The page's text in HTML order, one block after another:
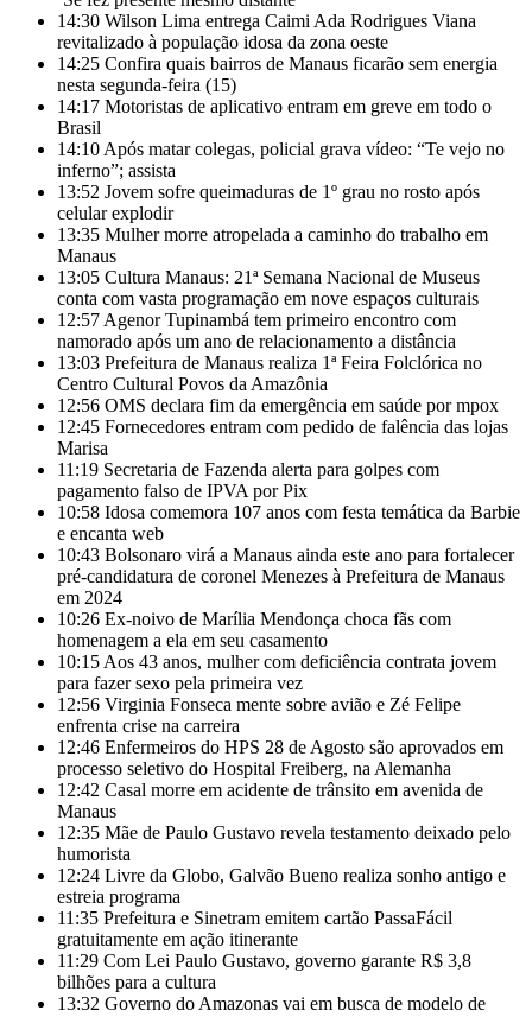
14:30 Wilson Lima entrega Caimi Ada Rodrigues Viana
revitalizado à população idosa da zona oeste
14:25 Confira quais bairros de Manaus ficarão sem energia
nesta segunda-feira (15)
14:17 Motoristas de aplicativo entram em greve em todo o
Brasil
14:10 Após matar colegas, policial grava vídeo: “Te vejo no
inferno”; assista
13:52 Jovem sofre queimaduras de 1º grau no rosto após
celular explodir
13:35 Mulher morre atropelada a caminho do trabalho em
Manaus
13:05 Cultura Manaus: 21ª Semana Nacional de Museus
conta com vasta programação em nove espaços culturais
12:57 Agenor Tupinambá tem primeiro encontro com
namorado após um ano de relacionamento a distância
13:03 Prefeitura de Manaus realiza 1ª Feira Folclórica no
Centro Cultural Povos da Amazônia
12:56 OMS declara fim da emergência em saúde por mpox
12:45 Fornecedores entram com pedido de falência das lojas
Marisa
11:19 Secretaria de Fazenda alerta para golpes com
pagamento falso de IPVA por Pix
10:58 Idosa comemora 107 anos com festa temática da Barbie
e encanta web
10:43 Bolsonaro virá a Manaus ainda este ano para fortalecer
pré-candidatura de coronel Menezes à Prefeitura de Manaus
em 2024
10:26 Ex-noivo de Marília Mendonça choca fãs com
homenagem a ela em seu casamento
10:15 Aos 43 anos, mulher com deficiência contrata jovem
para fazer sexo pela primeira vez
12:56 Virginia Fonseca mente sobre avião e Zé Felipe
enfrenta crise na carreira
12:46 Enfermeiros do HPS 28 de Agosto são aprovados em
processo seletivo do Hospital Freiberg, na Alemanha
12:42 Casal morre em acidente de trânsito em avenida de
Manaus
12:35 Mãe de Paulo Gustavo revela testamento deixado pelo
humorista
12:24 Livre da Globo, Galvão Bueno realiza sonho antigo e
estreia programa
11:35 Prefeitura e Sinetram emitem cartão PassaFácil
gratuitamente em ação itinerante
11:29 Com Lei Paulo Gustavo, governo garante R$ 3,8
bilhões para a cultura
13:32 Governo do Amazonas vai em busca de modelo de